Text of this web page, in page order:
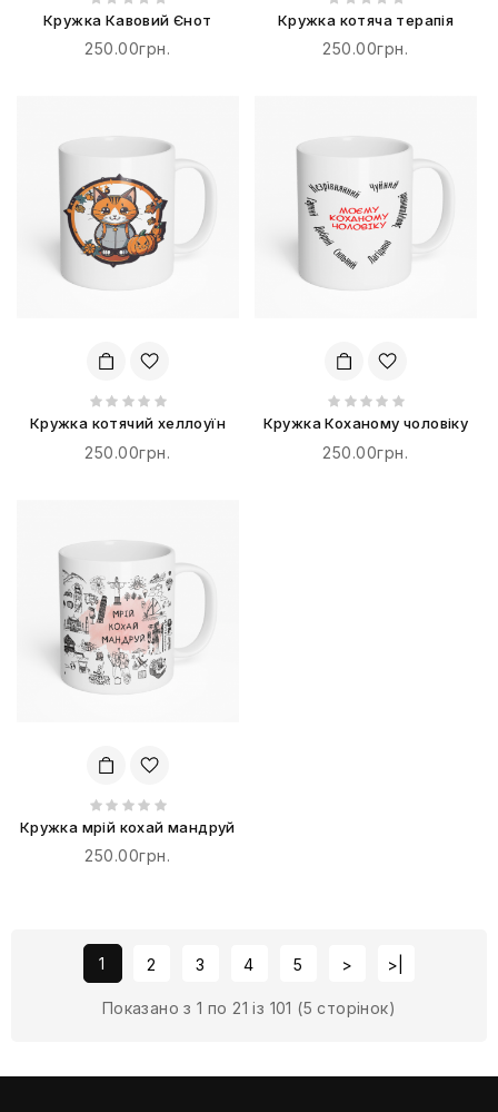
Кружка Кавовий Єнот
250.00грн.
Кружка котяча терапія
250.00грн.
Кружка котячий хеллоуїн
250.00грн.
Кружка Коханому чоловіку
250.00грн.
Кружка мрій кохай мандруй
250.00грн.
1 2 3 4 5 > >|
Показано з 1 по 21 із 101 (5 сторінок)